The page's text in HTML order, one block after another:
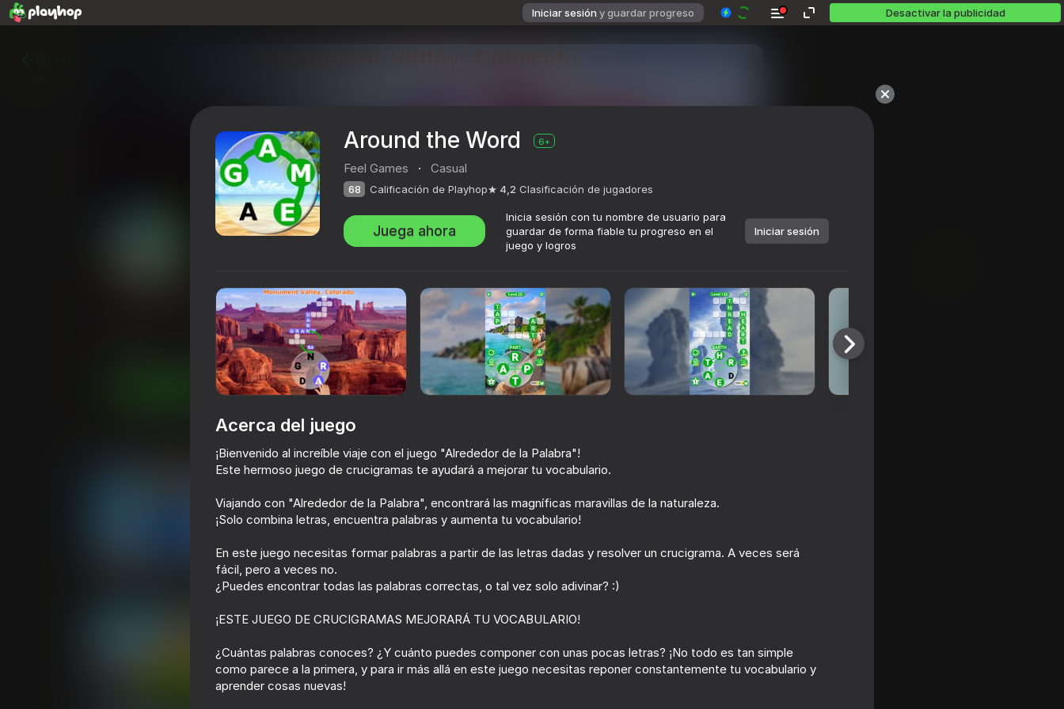
Iniciar sesión y guardar progreso Desactivar la publicidad
Around the Word
Calificación de Playhop 4,2 Clasificación de jugadores 6+
Feel Games
57
Obby: Guess the Number
69
Puzzles
74 16+
79
Around the Word 6+
Feel Games · Casual
68 Calificación de Playhop 4,2 Clasificación de jugadores
Juega ahora
Inicia sesión con tu nombre de usuario para
guardar de forma fiable tu progreso en el
juego y logros
Iniciar sesión
Acerca del juego
¡Bienvenido al increíble viaje con el juego "Alrededor de la Palabra"!
Este hermoso juego de crucigramas te ayudará a mejorar tu vocabulario.
Viajando con "Alrededor de la Palabra", encontrará las magníficas maravillas de la naturaleza.
¡Solo combina letras, encuentra palabras y aumenta tu vocabulario!
En este juego necesitas formar palabras a partir de las letras dadas y resolver un crucigrama. A veces será
fácil, pero a veces no.
¿Puedes encontrar todas las palabras correctas, o tal vez solo adivinar? :)
¡ESTE JUEGO DE CRUCIGRAMAS MEJORARÁ TU VOCABULARIO!
¿Cuántas palabras conoces? ¿Y cuánto puedes componer con unas pocas letras? ¡No todo es tan simple
como parece a la primera, y para ir más allá en este juego necesitas reponer constantemente tu vocabulario y
aprender cosas nuevas!